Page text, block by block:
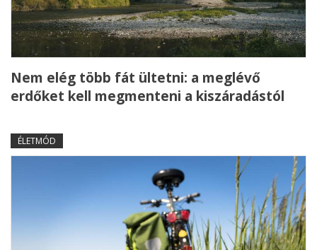
Nem elég több fát ültetni: a meglévő
erdőket kell megmenteni a kiszáradástól
ÉLETMÓD